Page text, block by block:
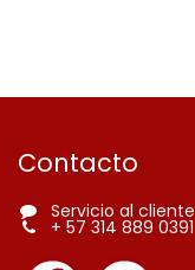
Contacto
Servicio al cliente
+ 57 314 889 0391